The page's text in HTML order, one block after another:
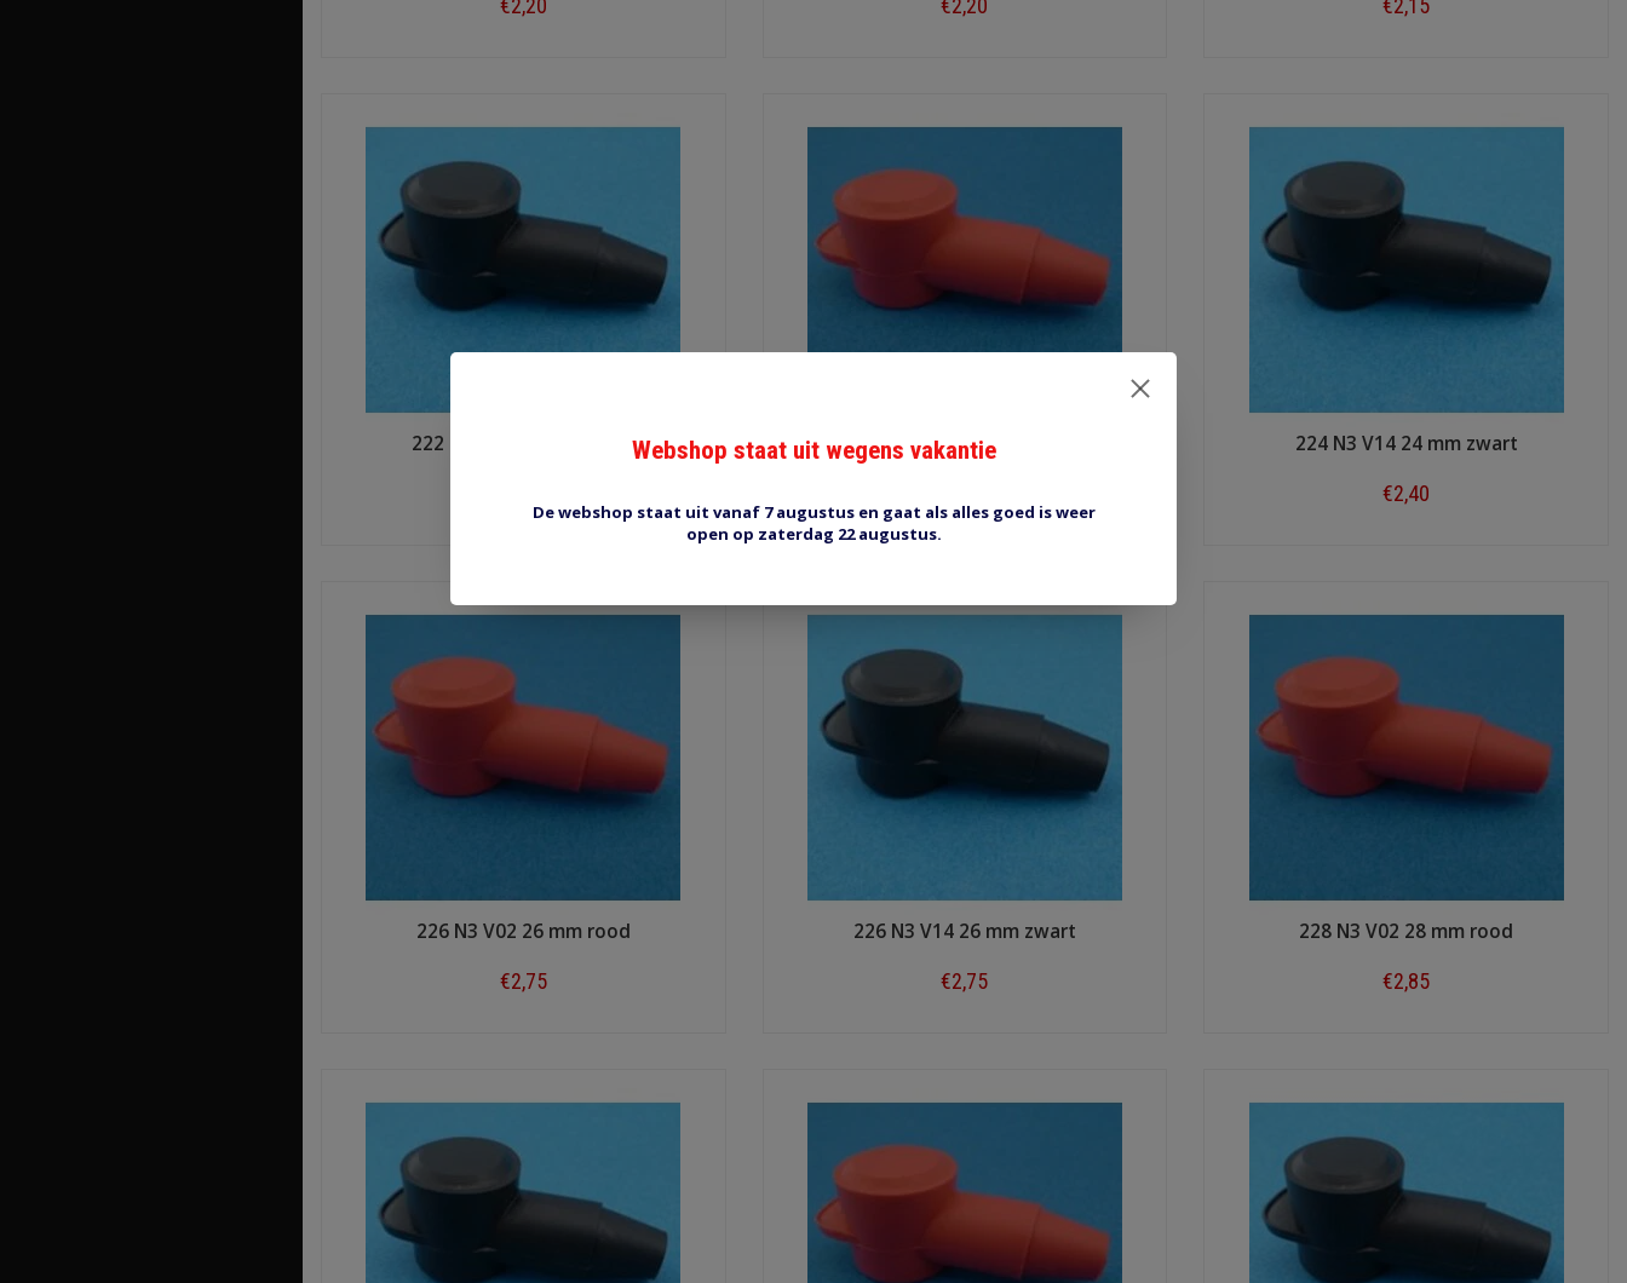
€2,20
€2,20
€2,15
222 N3 V14 22 mm zwart
224 N3 V02 24 mm rood
Shop now
224 N3 V14 24 mm zwart
€2,40
226 N3 V02 26 mm rood
€2,75
226 N3 V14 26 mm zwart
€2,75
228 N3 V02 28 mm rood
€2,85
Webshop staat uit wegens vakantie
De webshop staat uit vanaf 7 augustus en gaat als alles goed is weer
open op zaterdag 22 augustus.